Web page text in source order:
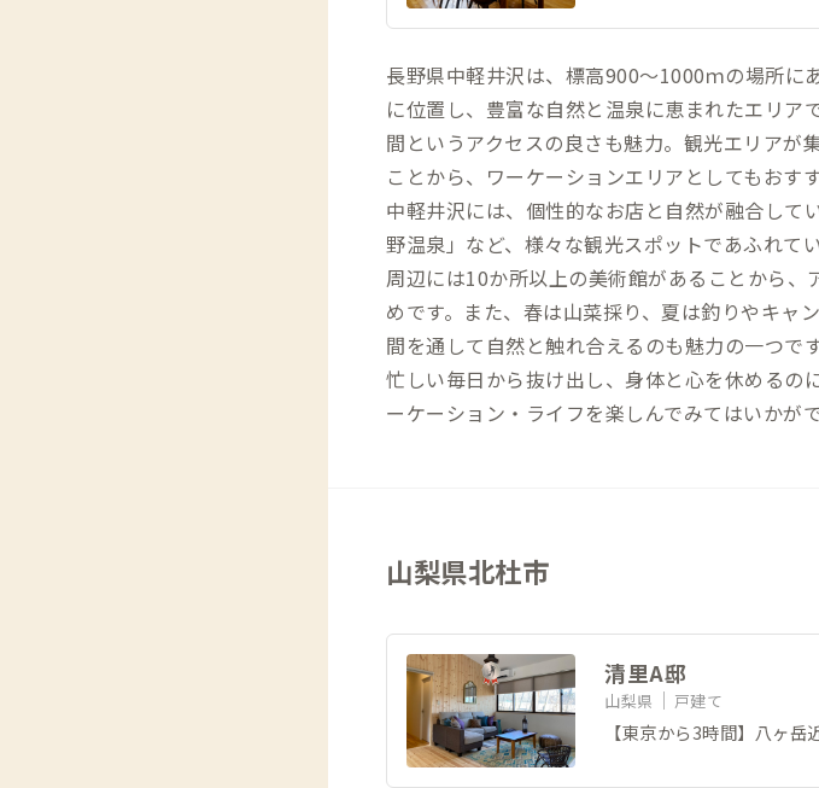
長野県中軽井沢は、標高900～1000ｍの場所に
に位置し、豊富な自然と温泉に恵まれたエリア
間というアクセスの良さも魅力。観光エリアが
ことから、ワーケーションエリアとしてもおすす
中軽井沢には、個性的なお店と自然が融合して
野温泉」など、様々な観光スポットであふれて
周辺には10か所以上の美術館があることから
めです。また、春は山菜採り、夏は釣りやキャ
間を通して自然と触れ合えるのも魅力の一つです
忙しい毎日から抜け出し、身体と心を休めるの
ーケーション・ライフを楽しんでみてはいかが
山梨県北杜市
清里A邸
山梨県 戸建て
【東京から3時間】八ヶ